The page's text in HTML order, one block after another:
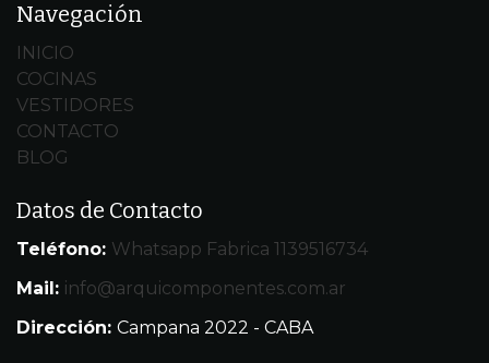
Navegación
INICIO
COCINAS
VESTIDORES
CONTACTO
BLOG
Datos de Contacto
Teléfono: Whatsapp Fabrica 1139516734
Mail: info@arquicomponentes.com.ar
Dirección: Campana 2022 - CABA